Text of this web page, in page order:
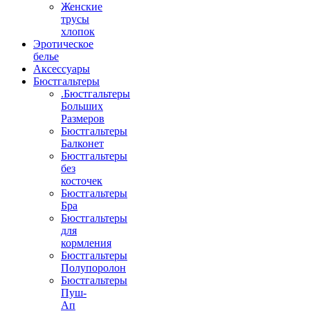
Женские
трусы
хлопок
Эротическое
белье
Аксессуары
Бюстгальтеры
.Бюстгальтеры
Больших
Размеров
Бюстгальтеры
Балконет
Бюстгальтеры
без
косточек
Бюстгальтеры
Бра
Бюстгальтеры
для
кормления
Бюстгальтеры
Полупоролон
Бюстгальтеры
Пуш-
Ап